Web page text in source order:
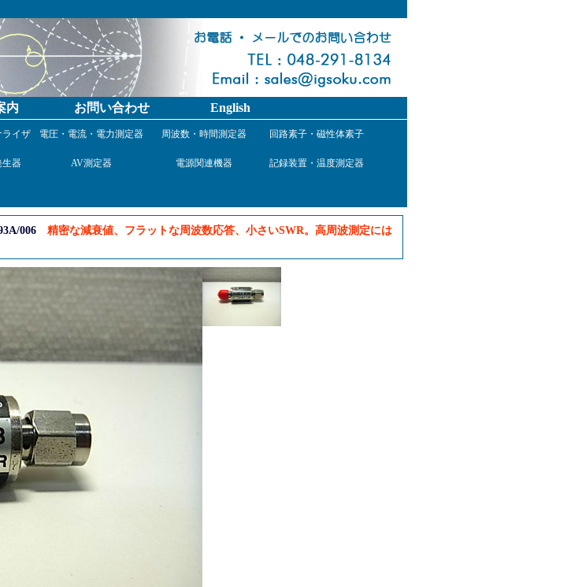
内 お問い合わせ English
ライザ 電圧・電流・電力測定器 周波数・時間測定器 回路素子・磁性体素子
生器 AV測定器 電源関連機器 記録装置・温度測定器
006 精密な減衰値、フラットな周波数応答、小さいSWR。高周波測定には